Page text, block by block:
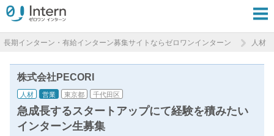
長期インターン・有給インターン募集サイトならゼロワンインターン 人材
株式会社PECORI
人材 営業 東京都 千代田区
急成長するスタートアップにて経験を積みたい
インターン生募集